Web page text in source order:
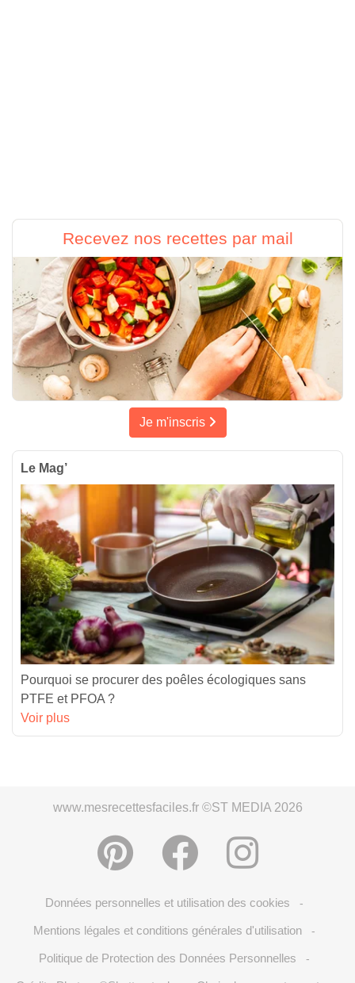
Recevez nos recettes par mail
Je m'inscris
Le Mag’
Pourquoi se procurer des poêles écologiques sans
PTFE et PFOA ?
Voir plus
www.mesrecettesfaciles.fr ©ST MEDIA 2026
Données personnelles et utilisation des cookies -
Mentions légales et conditions générales d'utilisation -
Politique de Protection des Données Personnelles -